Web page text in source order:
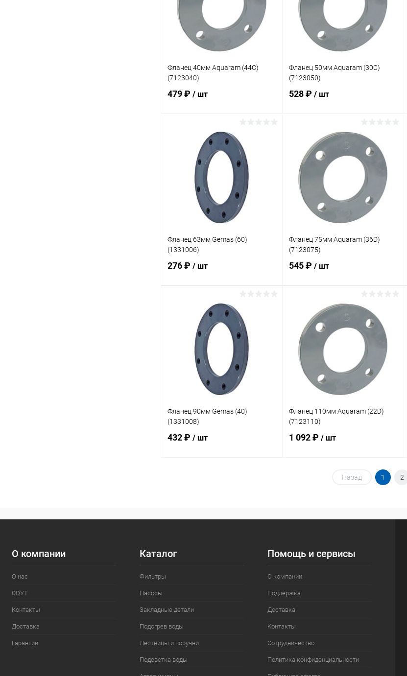
К сравнению Под заказ К сравнению Под заказ
Фланец 40мм Aquaram (44C)
(7123040)
479 ₽ / шт
В корзину
В избранное
К сравнению
Фланец 50мм Aquaram (30C)
(7123050)
528 ₽ / шт
В корзину
В избранное
К сравнению В наличии
Фланец 63мм Gemas (60)
(1331006)
276 ₽ / шт
В корзину
В избранное
К сравнению
Фланец 75мм Aquaram (36D)
(7123075)
545 ₽ / шт
В корзину
В избранное
К сравнению В наличии
Фланец 90мм Gemas (40)
(1331008)
432 ₽ / шт
К сравнению В наличии
Фланец 110мм Aquaram (22D)
(7123110)
1 092 ₽ / шт
В корзину
К сравнению В наличии
Назад 1 2
О компании
О нас
СОУТ
Контакты
Доставка
Гарантии
Каталог
Фильтры
Насосы
Закладные детали
Подогрев воды
Лестницы и поручни
Подсветка воды
Помощь и сервисы
О компании
Поддержка
Доставка
Контакты
Сотрудничество
Политика конфиденциальности